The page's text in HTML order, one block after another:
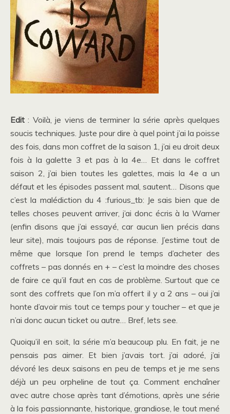
Edit : Voilà, je viens de terminer la série après quelques
soucis techniques. Juste pour dire à quel point j’ai la poisse
des fois, dans mon coffret de la saison 1, j’ai eu droit deux
fois à la galette 3 et pas à la 4e… Et dans le coffret
saison 2, j’ai bien toutes les galettes, mais la 4e a un
défaut et les épisodes passent mal, sautent… Disons que
c’est la malédiction du 4 :furious_tb: Je sais bien que de
telles choses peuvent arriver, j’ai donc écris à la Warner
(enfin disons que j’ai essayé, car aucun lien précis dans
leur site), mais toujours pas de réponse. J’estime tout de
même que lorsque l’on prend le temps d’acheter des
coffrets – pas donnés en + – c’est la moindre des choses
de faire ce qu’il faut en cas de problème. Surtout que ce
sont des coffrets que l’on m’a offert il y a 2 ans – oui j’ai
honte d’avoir mis tout ce temps pour y toucher – et que je
n’ai donc aucun ticket ou autre… Bref, lets see.
Quoiqu’il en soit, la série m’a beaucoup plu. En fait, je ne
pensais pas aimer. Et bien j’avais tort. j’ai adoré, j’ai
dévoré les deux saisons en peu de temps et je me sens
déjà un peu orpheline de tout ça. Comment enchaîner
avec autre chose après tant d’émotions, après une série
à la fois passionnante, historique, grandiose, le tout mené